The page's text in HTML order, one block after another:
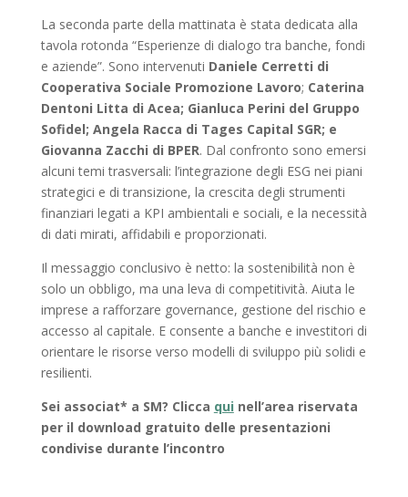
La seconda parte della mattinata è stata dedicata alla
tavola rotonda “Esperienze di dialogo tra banche, fondi
e aziende”. Sono intervenuti Daniele Cerretti di
Cooperativa Sociale Promozione Lavoro; Caterina
Dentoni Litta di Acea; Gianluca Perini del Gruppo
Sofidel; Angela Racca di Tages Capital SGR; e
Giovanna Zacchi di BPER. Dal confronto sono emersi
alcuni temi trasversali: l’integrazione degli ESG nei piani
strategici e di transizione, la crescita degli strumenti
finanziari legati a KPI ambientali e sociali, e la necessità
di dati mirati, affidabili e proporzionati.
Il messaggio conclusivo è netto: la sostenibilità non è
solo un obbligo, ma una leva di competitività. Aiuta le
imprese a rafforzare governance, gestione del rischio e
accesso al capitale. E consente a banche e investitori di
orientare le risorse verso modelli di sviluppo più solidi e
resilienti.
Sei associat* a SM? Clicca qui nell’area riservata
per il download gratuito delle presentazioni
condivise durante l’incontro